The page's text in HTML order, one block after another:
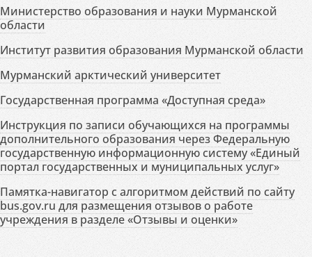
Министерство образования и науки Мурманской
области
Институт развития образования Мурманской области
Мурманский арктический университет
Государственная программа «Доступная среда»
Инструкция по записи обучающихся на программы
дополнительного образования через Федеральную
государственную информационную систему «Единый
портал государственных и муниципальных услуг»
Памятка-навигатор с алгоритмом действий по сайту
bus.gov.ru для размещения отзывов о работе
учреждения в разделе «Отзывы и оценки»